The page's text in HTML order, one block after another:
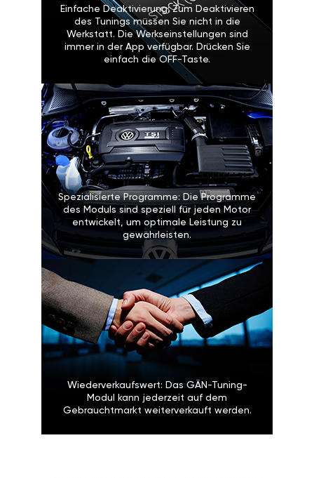
Einfache Deaktivierung: Zum Deaktivieren
des Tunings müssen Sie nicht in die
Werkstatt. Die Werkseinstellungen sind
immer in der App verfügbar. Drücken Sie
einfach die OFF-Taste.
Spezialisierte Programme: Die Programme
des Moduls sind speziell für jeden Motor
entwickelt, um optimale Leistung zu
gewährleisten.
Wiederverkaufswert: Das GÄN-Tuning-
Modul kann jederzeit auf dem
Gebrauchtmarkt weiterverkauft werden.